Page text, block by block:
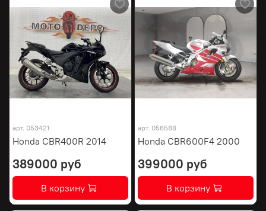
арт. 053421
Honda CBR400R 2014
389000 руб
В корзину
арт. 056588
Honda CBR600F4 2000
399000 руб
В корзину